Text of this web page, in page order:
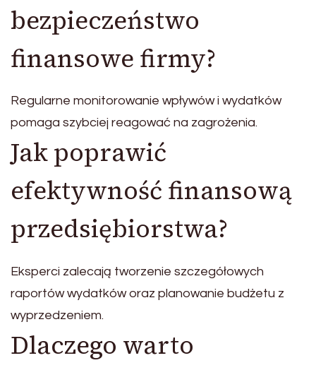
bezpieczeństwo
finansowe firmy?
Regularne monitorowanie wpływów i wydatków
pomaga szybciej reagować na zagrożenia.
Jak poprawić
efektywność finansową
przedsiębiorstwa?
Eksperci zalecają tworzenie szczegółowych
raportów wydatków oraz planowanie budżetu z
wyprzedzeniem.
Dlaczego warto